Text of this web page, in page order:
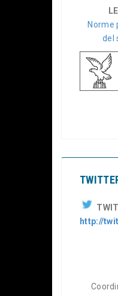
Norme
del
http://